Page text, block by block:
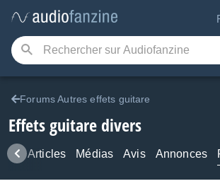
Forums Autres effets guitare
Effets guitare divers
Articles Médias Avis Annonces